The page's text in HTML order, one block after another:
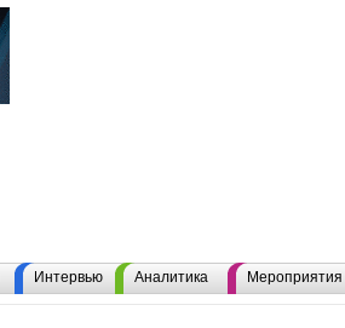
Интервью Аналитика Мероприятия